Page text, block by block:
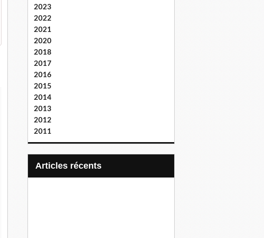
2023
2022
2021
2020
2018
2017
2016
2015
2014
2013
2012
2011
articles récents